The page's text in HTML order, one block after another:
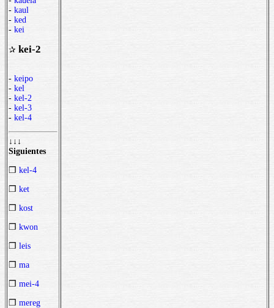
- kaul
- ked
- kei
✰ kei-2
- keipo
- kel
- kel-2
- kel-3
- kel-4
↓↓↓
Siguientes
❒ kel-4
❒ ket
❒ kost
❒ kwon
❒ leis
❒ ma
❒ mei-4
❒ mereg